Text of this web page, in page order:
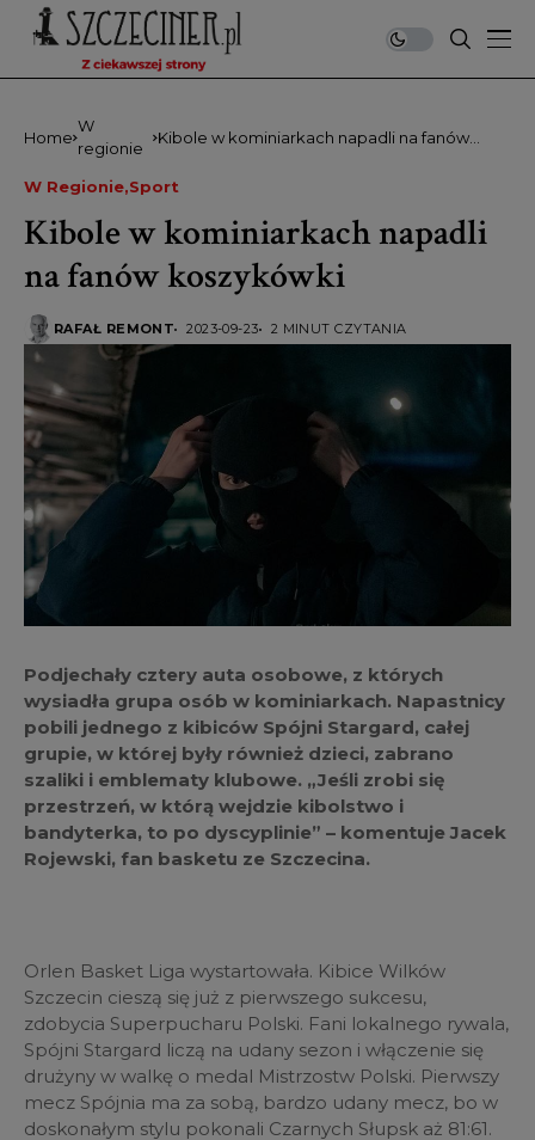
Home
W
regionie
Kibole w kominiarkach napadli na fanów
W Regionie Sport
Kibole w kominiarkach napadli
na fanów koszykówki
RAFAŁ REMONT 2023-09-23 2 MINUT CZYTANIA
Podjechały cztery auta osobowe, z których
wysiadła grupa osób w kominiarkach. Napastnicy
pobili jednego z kibiców Spójni Stargard, całej
grupie, w której były również dzieci, zabrano
szaliki i emblematy klubowe. „Jeśli zrobi się
przestrzeń, w którą wejdzie kibolstwo i
bandyterka, to po dyscyplinie” – komentuje Jacek
Rojewski, fan basketu ze Szczecina.
Orlen Basket Liga wystartowała. Kibice Wilków
Szczecin cieszą się już z pierwszego sukcesu,
zdobycia Superpucharu Polski. Fani lokalnego rywala,
Spójni Stargard liczą na udany sezon i włączenie się
drużyny w walkę o medal Mistrzostw Polski. Pierwszy
mecz Spójnia ma za sobą, bardzo udany mecz, bo w
doskonałym stylu pokonali Czarnych Słupsk aż 81:61.